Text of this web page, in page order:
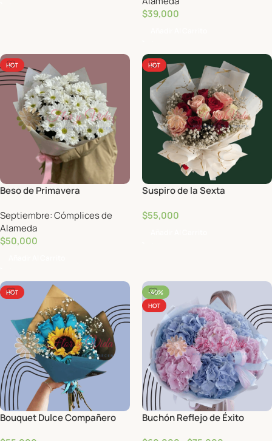
$39,000
HOT
Beso de Primavera
Septiembre: Cómplices de
Alameda
$50,000
HOT
Suspiro de la Sexta
$55,000
HOT
Bouquet Dulce Compañero
-40%
HOT
Buchón Reflejo de Éxito